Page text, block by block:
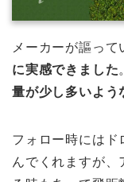
メーカーが謳って
に実感できました
量が少し多いよう
フォロー時にはド
んでくれますが、